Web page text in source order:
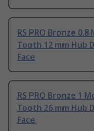
RS PRO Bronze
Tooth 12 mm Hub
Face
RS PRO Bronze 1
Tooth 26 mm Hub
Face